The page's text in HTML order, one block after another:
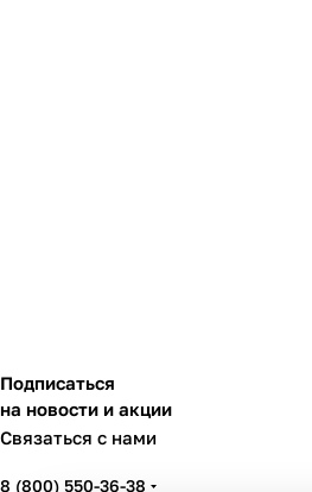
Подписаться
на новости и акции
Связаться с нами
8 (800) 550-36-38